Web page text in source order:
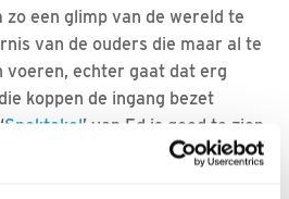
zo een glimp van de wereld te
van de ouders die maar al te
voeren, echter gaat dat erg
koppen de ingang bezet
Spektakel’ van Ed is goed te zien
omgaan.